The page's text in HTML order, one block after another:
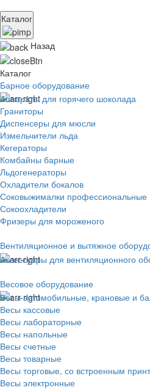
Каталог
Назад
Каталог
Барное оборудование
Аппараты для горячего шоколада
Граниторы
Диспенсеры для мюсли
Измельчители льда
Кегераторы
Комбайны барные
Льдогенераторы
Охладители бокалов
Соковыжималки профессиональные
Сокоохладители
Фризеры для мороженого
Вентиляционное и вытяжное
Аксессуары для вентиляционного
Весовое оборудование
Весы автомобильные, крановые и
Весы кассовые
Весы лабораторные
Весы напольные
Весы счетные
Весы товарные
Весы торговые, со встроенным
Весы электронные